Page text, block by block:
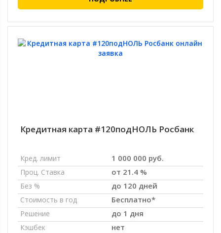
Кредитная карта #120подНОЛЬ Росбанк
Кред. лимит 1 000 000 руб.
Проц. Ставка от 21.4 %
Без % до 120 дней
Стоимость в год Бесплатно*
Решение до 1 дня
Кэшбек нет